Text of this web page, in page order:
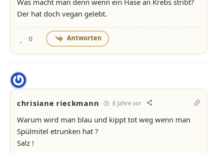
Der hat doch vegan gelebt.
0 Antworten
chrisiane rieckmann 8 Jahre vor
Warum wird man blau und kippt tot weg wenn man
Spülmitel etrunken hat ?
Salz !